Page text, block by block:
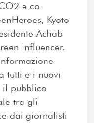
e co-
Kyoto
Achab
influencer.
tutti e i nuovi
il pubblico
tra gli
dai giornalisti